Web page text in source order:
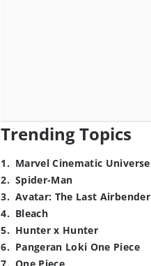
Trending Topics
1. Marvel Cinematic Universe
2. Spider-Man
3. Avatar: The Last Airbender
4. Bleach
5. Hunter x Hunter
6. Pangeran Loki One Piece